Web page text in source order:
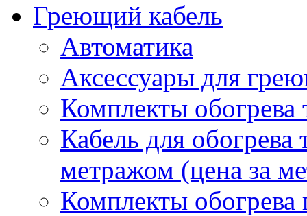
Греющий кабель
Автоматика
Аксессуары для
Комплекты обогрева
Кабель для обогрева
метражом (цена за
Комплекты обогрева